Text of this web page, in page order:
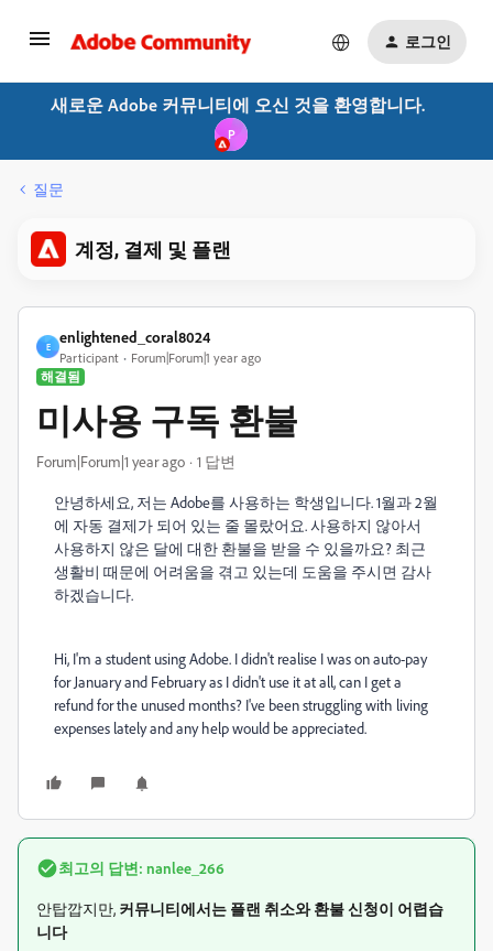
로그인
새로운 Adobe 커뮤니티에 오신 것을 환영합니다.
P
질문
계정, 결제 및 플랜
E
enlightened_coral8024
Participant
Forum|Forum|1 year ago
해결됨
미사용 구독 환불
Forum|Forum|1 year ago 1 답변
안녕하세요, 저는 Adobe를 사용하는 학생입니다. 1월과 2월
에 자동 결제가 되어 있는 줄 몰랐어요. 사용하지 않아서
사용하지 않은 달에 대한 환불을 받을 수 있을까요? 최근
생활비 때문에 어려움을 겪고 있는데 도움을 주시면 감사
하겠습니다.
Hi, I'm a student using Adobe. I didn't realise I was on auto-pay
for January and February as I didn't use it at all, can I get a
refund for the unused months? I've been struggling with living
expenses lately and any help would be appreciated.
최고의 답변: nanlee_266
안탑깝지만, 커뮤니티에서는 플랜 취소와 환불 신청이 어렵습
니다